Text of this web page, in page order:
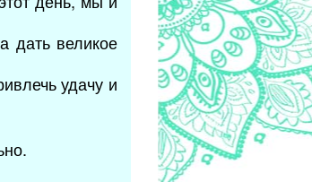
дать великое
удачу и